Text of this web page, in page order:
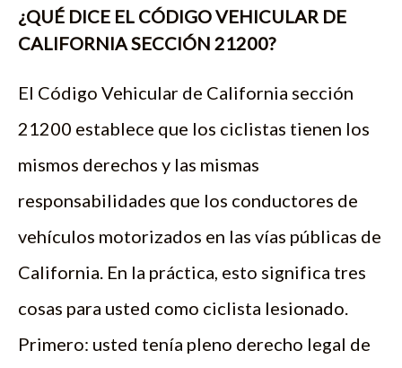
¿QUÉ DICE EL CÓDIGO VEHICULAR DE
CALIFORNIA SECCIÓN 21200?
El Código Vehicular de California sección
21200 establece que los ciclistas tienen los
mismos derechos y las mismas
responsabilidades que los conductores de
vehículos motorizados en las vías públicas de
California. En la práctica, esto significa tres
cosas para usted como ciclista lesionado.
Primero: usted tenía pleno derecho legal de